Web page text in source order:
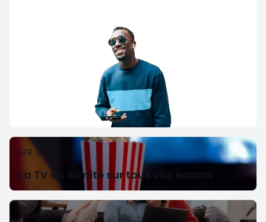
SFR TV
La TV en illimité sur tous vos écrans
Multisurf